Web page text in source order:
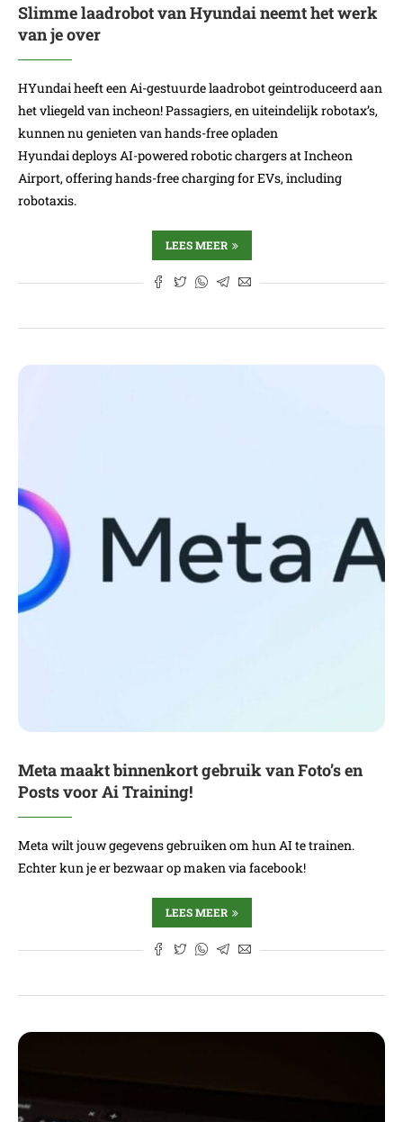
Slimme laadrobot van Hyundai neemt het werk
van je over
HYundai heeft een Ai-gestuurde laadrobot geintroduceerd aan
het vliegeld van incheon! Passagiers, en uiteindelijk robotax’s,
kunnen nu genieten van hands-free opladen
Hyundai deploys AI-powered robotic chargers at Incheon
Airport, offering hands-free charging for EVs, including
robotaxis.
LEES MEER
Meta maakt binnenkort gebruik van Foto’s en
Posts voor Ai Training!
Meta wilt jouw gegevens gebruiken om hun AI te trainen.
Echter kun je er bezwaar op maken via facebook!
LEES MEER